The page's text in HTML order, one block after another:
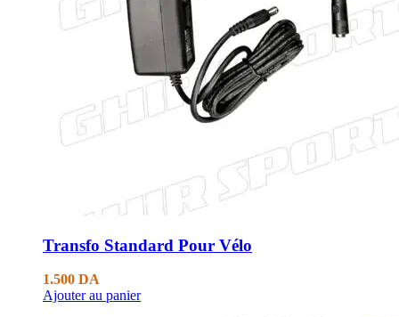
Transfo Standard Pour Vélo
1.500 DA
Ajouter au panier